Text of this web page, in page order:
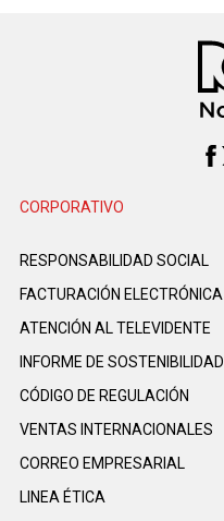
CORPORATIVO
RESPONSABILIDAD SOCIAL
FACTURACIÓN ELECTRÓNICA
ATENCIÓN AL TELEVIDENTE
INFORME DE SOSTENIBILIDAD
CÓDIGO DE REGULACIÓN
VENTAS INTERNACIONALES
CORREO EMPRESARIAL
LINEA ÉTICA